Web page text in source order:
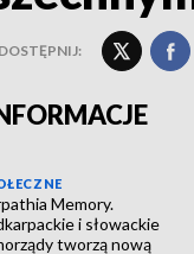
Memory.
i słowackie
tworzą nową